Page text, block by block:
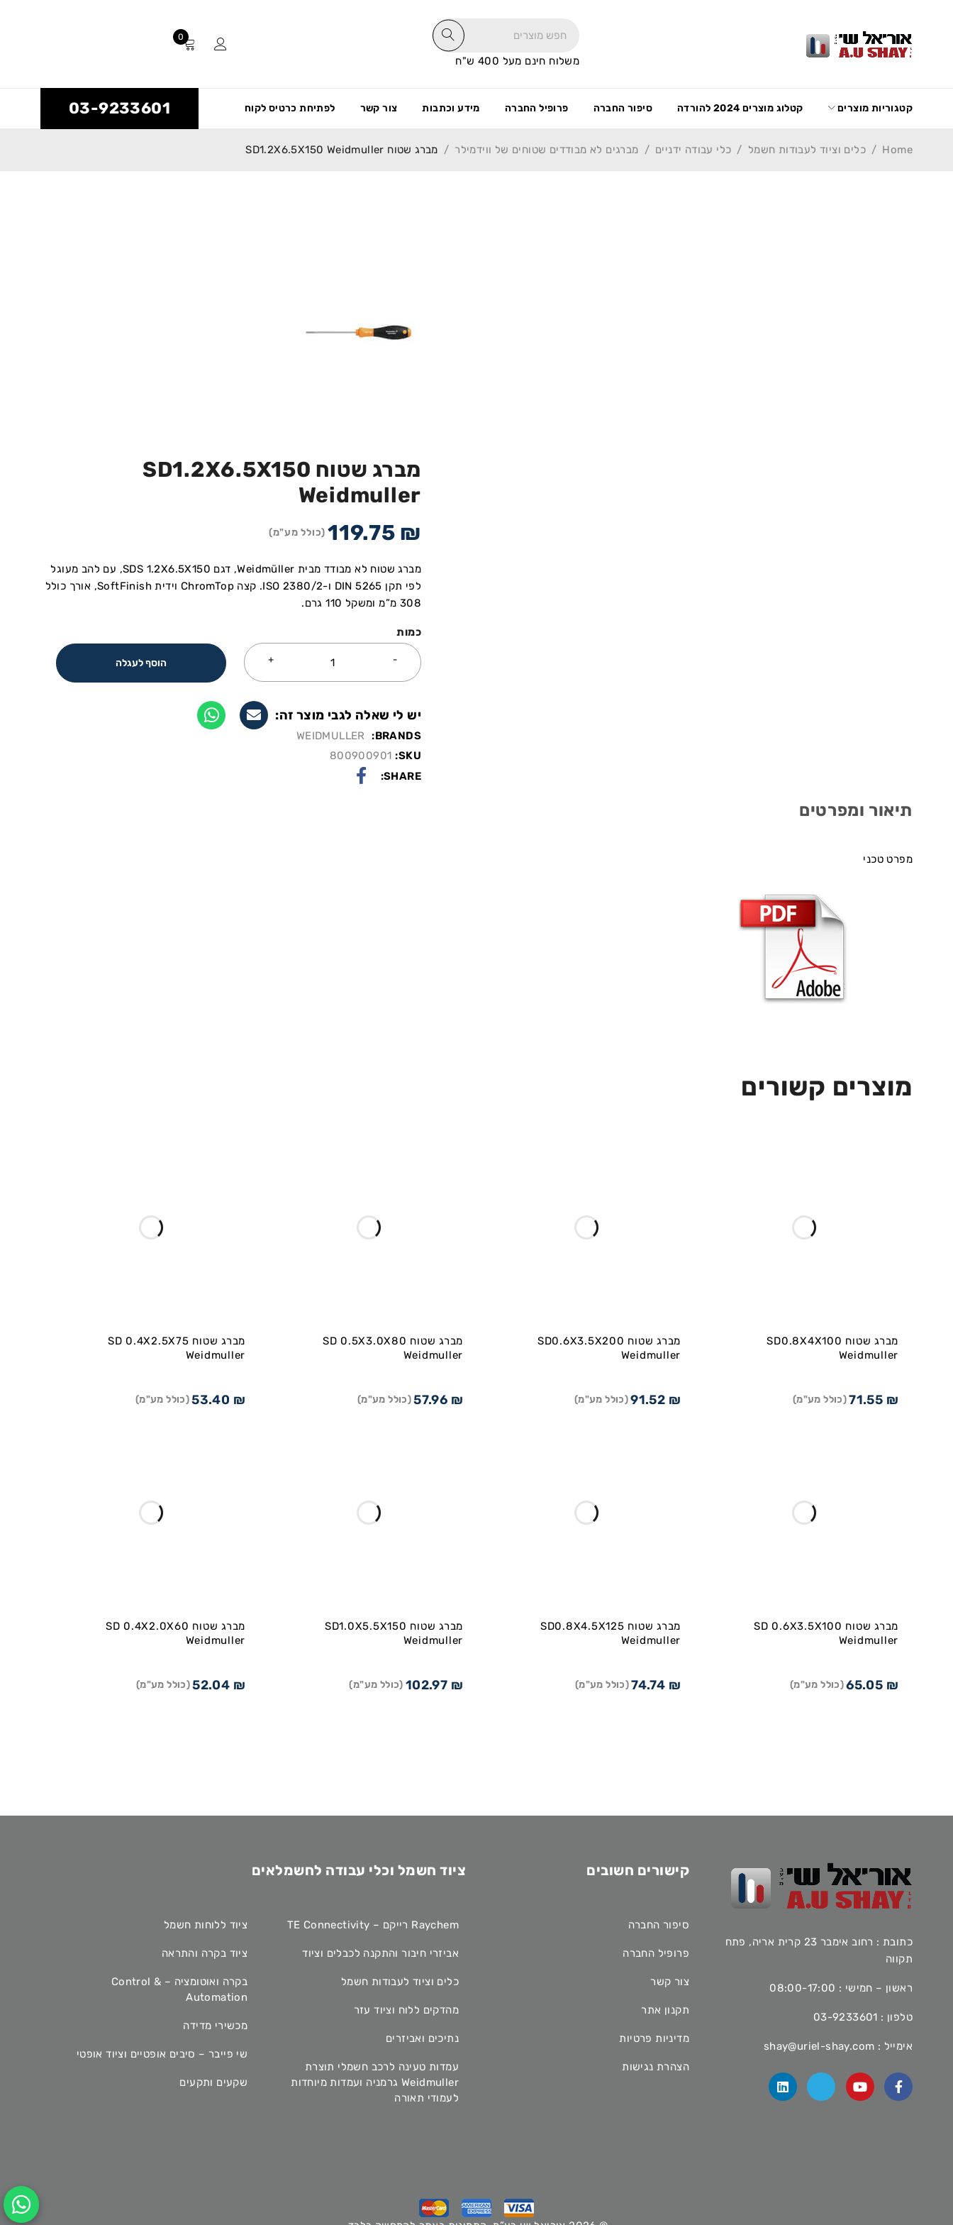
משלוח חינם מעל 400 ש"ח
0
קטגוריות מוצרים קטלוג מוצרים 2024 להורדה סיפור החברה פרופיל החברה מידע וכתבות צור קשר לפתיחת כרטיס לקוח 03-9233601
Home
/ כלים וציוד לעבודות חשמל / כלי עבודה ידניים / מברגים לא מבודדים שטוחים של ווידמילר / מברג שטוח SD1.2X6.5X150 Weidmuller
מברג שטוח SD1.2X6.5X150
Weidmuller
119.75 ₪ (כולל מע"מ)
מברג שטוח לא מבודד מבית Weidmüller, דגם SDS 1.2X6.5X150, עם להב מעוגל
לפי תקן DIN 5265 ו-ISO 2380/2. קצה ChromTop וידית SoftFinish, אורך כולל
308 מ”מ ומשקל 110 גרם.
כמות
הוסף לעגלה
יש לי שאלה לגבי מוצר זה:
BRANDS:
WEIDMULLER
SKU:
800900901
SHARE:
תיאור ומפרטים
מפרט טכני
מוצרים קשורים
מברג שטוח SD0.8X4X100
Weidmuller
71.55 ₪ (כולל מע"מ)
מברג שטוח SD0.6X3.5X200
Weidmuller
91.52 ₪ (כולל מע"מ)
מברג שטוח SD 0.5X3.0X80
Weidmuller
57.96 ₪ (כולל מע"מ)
מברג שטוח SD 0.4X2.5X75
Weidmuller
53.40 ₪ (כולל מע"מ)
מברג שטוח SD 0.6X3.5X100
Weidmuller
65.05 ₪ (כולל מע"מ)
מברג שטוח SD0.8X4.5X125
Weidmuller
74.74 ₪ (כולל מע"מ)
מברג שטוח SD1.0X5.5X150
Weidmuller
102.97 ₪ (כולל מע"מ)
מברג שטוח SD 0.4X2.0X60
Weidmuller
52.04 ₪ (כולל מע"מ)
כתובת : רחוב אימבר 23 קרית אריה, פתח
תקווה
ראשון – חמישי : 08:00-17:00
טלפון : 03-9233601
אימייל : shay@uriel-shay.com
קישורים חשובים
סיפור החברה
פרופיל החברה
צור קשר
תקנון אתר
מדיניות פרטיות
הצהרת נגישות
ציוד חשמל וכלי עבודה לחשמלאים
Raychem רייקם – TE Connectivity
אביזרי חיבור והתקנה לכבלים וציוד
כלים וציוד לעבודות חשמל
מהדקים ללוח וציוד עזר
נתיכים ואביזרים
עמדות טעינה לרכב חשמלי תוצרת
Weidmuller גרמניה ועמדות מיוחדות
לעמודי תאורה
ציוד ללוחות חשמל
ציוד בקרה והתראה
בקרה ואוטומציה – Control &
Automation
מכשירי מדידה
שי פייבר – סיבים אופטיים וציוד אופטי
שקעים ותקעים